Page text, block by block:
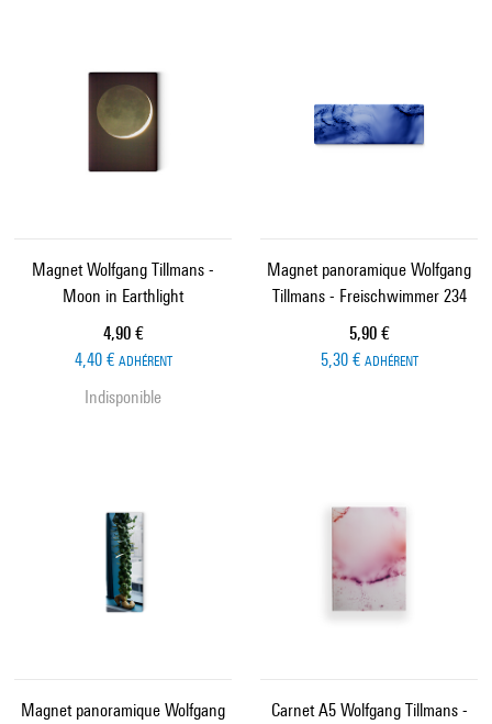
Magnet Wolfgang Tillmans -
Moon in Earthlight
Prix ​​actuel
4,90 €
4,40 € ADHÉRENT
Indisponible
Magnet panoramique Wolfgang
Tillmans - Freischwimmer 234
Prix ​​actuel
5,90 €
5,30 € ADHÉRENT
Magnet panoramique Wolfgang
Carnet A5 Wolfgang Tillmans -